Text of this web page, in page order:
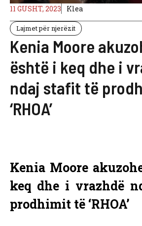
11 GUSHT, 2023 Klea
Lajmet për njerëzit
Kenia Moore
është i keq dhe i
ndaj stafit të
‘RHOA’
Kenia Moore
keq dhe i vrazhdë
prodhimit të ‘RHOA’